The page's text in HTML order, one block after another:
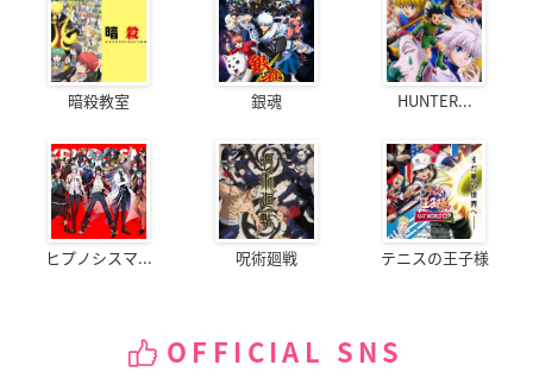
暗殺教室 銀魂 HUNTER...
ヒプノシスマ... 呪術廻戦 テニスの王子様
OFFICIAL SNS